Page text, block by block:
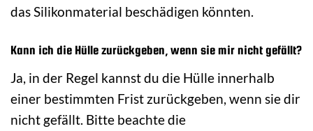
das Silikonmaterial beschädigen könnten.
Kann ich die Hülle zurückgeben, wenn sie mir nicht gefällt?
Ja, in der Regel kannst du die Hülle innerhalb
einer bestimmten Frist zurückgeben, wenn sie dir
nicht gefällt. Bitte beachte die